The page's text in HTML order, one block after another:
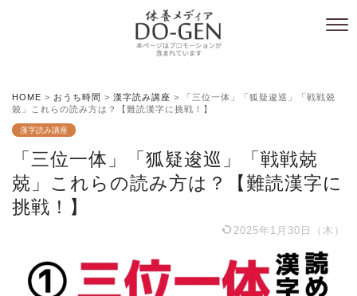
HOME > おうち時間 > 漢字読み講座 >
「三位一体」「狐疑逡巡」「戦戦兢
兢」これらの読み方は？【難読漢字に挑戦！】
漢字読み講座
「三位一体」「狐疑逡巡」「戦戦兢
兢」これらの読み方は？【難読漢字に
挑戦！】
2025年1月30日（木）